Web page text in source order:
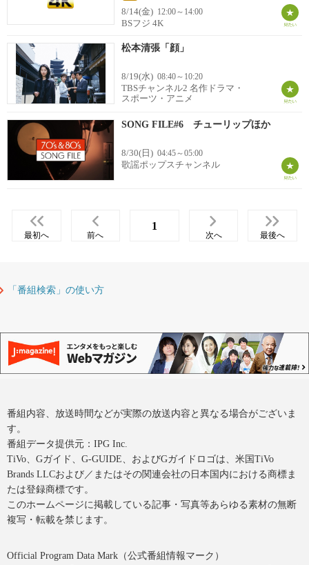
8/14(金) 12:00～14:00
BSフジ 4K
松本清張「顔」
8/19(水) 08:40～10:20
TBSチャンネル2 名作ドラマ・
スポーツ・アニメ
SONG FILE#6 チューリップほか
8/30(日) 04:45～05:00
歌謡ポップスチャンネル
最初へ 前へ
1
次へ 最後へ
「番組検索」の使い方
番組内容、放送時間などが実際の放送内容と異なる場合がございま
す。
番組データ提供元：IPG Inc.
TiVo、Gガイド、G-GUIDE、およびGガイドロゴは、米国TiVo
Brands LLCおよび／またはその関連会社の日本国内における商標ま
たは登録商標です。
このホームページに掲載している記事・写真等あらゆる素材の無断
複写・転載を禁じます。
Official Program Data Mark（公式番組情報マーク）